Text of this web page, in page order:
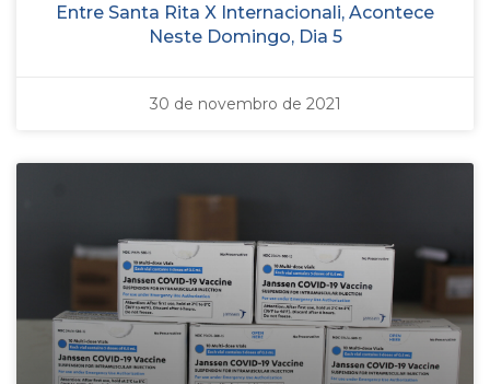
Entre Santa Rita X Internacionali, Acontece
Neste Domingo, Dia 5
30 de novembro de 2021